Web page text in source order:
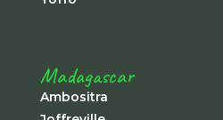
Madagascar
Ambositra